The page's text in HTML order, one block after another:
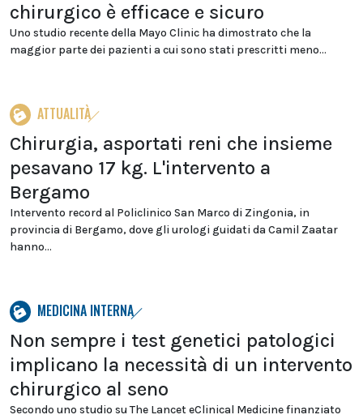
chirurgico è efficace e sicuro
Uno studio recente della Mayo Clinic ha dimostrato che la
maggior parte dei pazienti a cui sono stati prescritti meno...
ATTUALITÀ
Chirurgia, asportati reni che insieme
pesavano 17 kg. L'intervento a
Bergamo
Intervento record al Policlinico San Marco di Zingonia, in
provincia di Bergamo, dove gli urologi guidati da Camil Zaatar
hanno...
MEDICINA INTERNA
Non sempre i test genetici patologici
implicano la necessità di un intervento
chirurgico al seno
Secondo uno studio su The Lancet eClinical Medicine finanziato